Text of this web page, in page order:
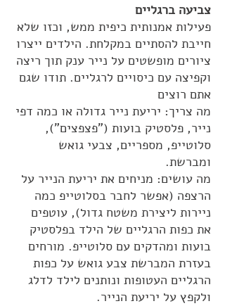
צביעה ברגליים
פעילות אמנותית כיפית ממש, וכזו שלא
חייבת להסתיים במקלחת. הילדים ייצרו
ציורים מופשטים על נייר ענק תוך ריצה
וקפיצה עם כיסויים לרגליים. תודו שגם
אתם רוצים
מה צריך: יריעת נייר גדולה או כמה דפי
נייר, פלסטיק בועות ("פצפצים"),
סלוטייפ, מספריים, צבעי גואש
ומברשת.
מה עושים: מניחים את יריעת הנייר על
הרצפה (אפשר לחבר בסלוטייפ כמה
ניירות ליצירת משטח גדול), עוטפים
את כפות הרגליים של הילד בפלסטיק
בועות ומהדקים עם סלוטייפ. מורחים
בעזרת המברשת צבע גואש על כפות
הרגליים העטופות ונותנים לילד לדלג
ולקפץ על יריעת הנייר.